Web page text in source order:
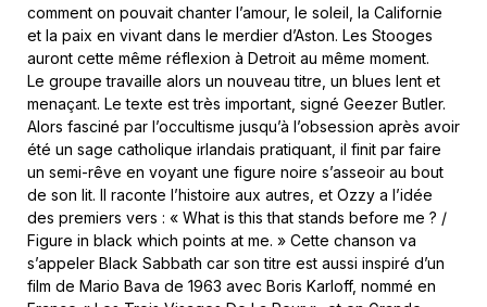
comment on pouvait chanter l’amour, le soleil, la Californie
et la paix en vivant dans le merdier d’Aston. Les Stooges
auront cette même réflexion à Detroit au même moment.
Le groupe travaille alors un nouveau titre, un blues lent et
menaçant. Le texte est très important, signé Geezer Butler.
Alors fasciné par l’occultisme jusqu’à l’obsession après avoir
été un sage catholique irlandais pratiquant, il finit par faire
un semi-rêve en voyant une figure noire s’asseoir au bout
de son lit. Il raconte l’histoire aux autres, et Ozzy a l’idée
des premiers vers : « What is this that stands before me ? /
Figure in black which points at me. » Cette chanson va
s’appeler Black Sabbath car son titre est aussi inspiré d’un
film de Mario Bava de 1963 avec Boris Karloff, nommé en